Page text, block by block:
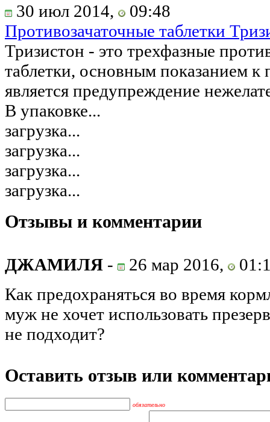
30 июл 2014,
09:48
Противозачаточные таблетки
Тризистон - это трехфазные
таблетки, основным показанием
является предупреждение
В упаковке...
загрузка...
загрузка...
загрузка...
загрузка...
Отзывы и комментарии
ДЖАМИЛЯ - 26 мар 2016,
Как предохраняться во время
муж не хочет использовать
не подходит?
Оставить отзыв или
обязательно